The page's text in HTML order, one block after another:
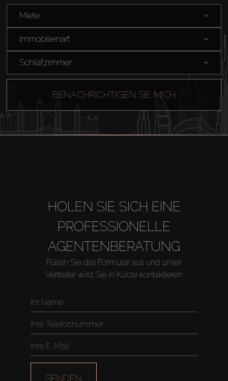
Miete
Verkaufen
Off-Plan
Miete
Immobilienart
Schlafzimmer
BENACHRICHTIGEN SIE MICH
HOLEN SIE SICH EINE
PROFESSIONELLE
AGENTENBERATUNG
Füllen Sie das Formular aus und unser
Vertreter wird Sie in Kürze kontaktieren
SENDEN